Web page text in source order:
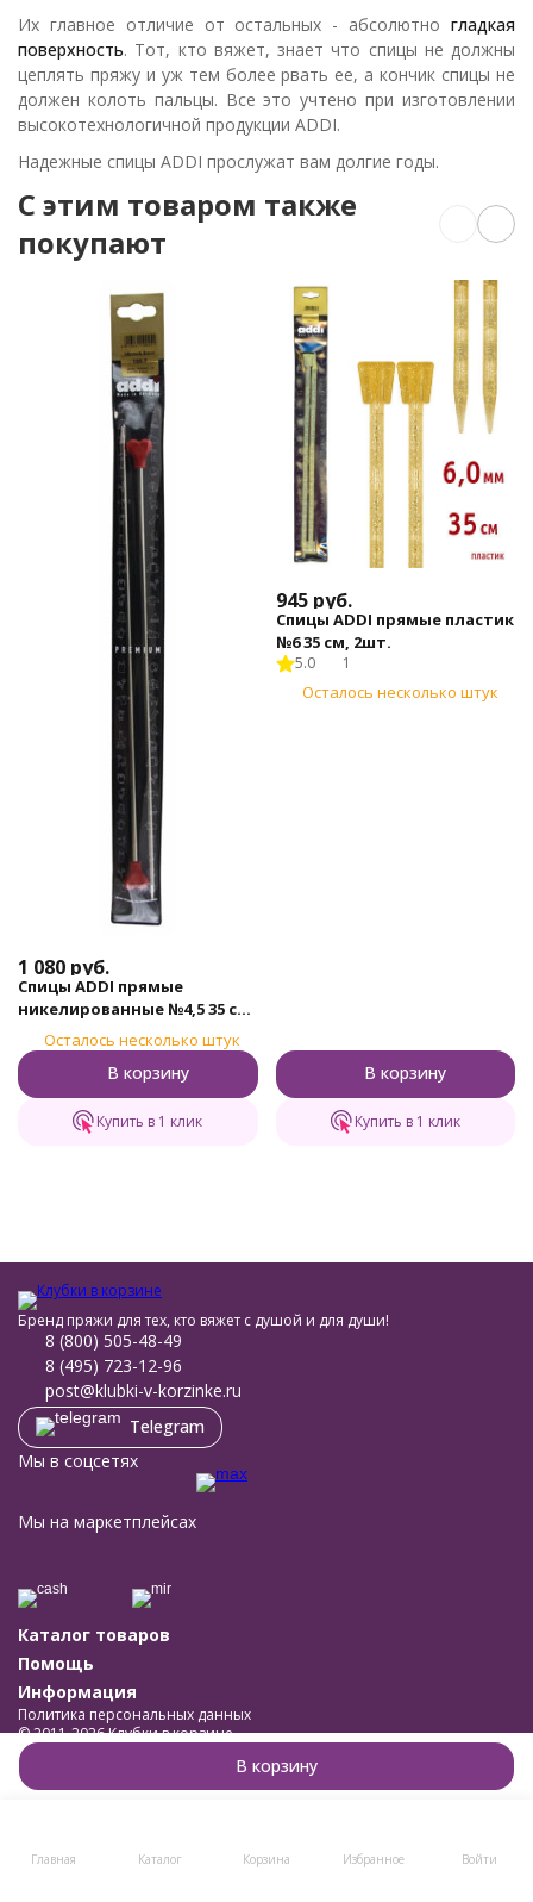
В корзину
Их главное отличие от остальных - абсолютно гладкая
поверхность. Тот, кто вяжет, знает что спицы не должны
цеплять пряжу и уж тем более рвать ее, а кончик спицы не
должен колоть пальцы. Все это учтено при изготовлении
высокотехнологичной продукции ADDI.
Надежные спицы ADDI прослужат вам долгие годы.
C этим товаром также
покупают
1 080 руб.
Спицы ADDI прямые
никелированные №4,5 35 см,
2шт.Осталось несколько штук
В корзину
Купить в 1 клик
945 руб.
Спицы ADDI прямые пластик
№6 35 см, 2шт.
5.0 1
Осталось несколько штук
В корзину
Купить в 1 клик
Главная Каталог Корзина Избранное Войти
Бренд пряжи для тех, кто вяжет с душой и для души!
8 (800) 505-48-49
8 (495) 723-12-96
post@klubki-v-korzinke.ru
Telegram
Мы в соцсетях
Мы на маркетплейсах
Каталог товаров
Помощь
Информация
Политика персональных данных
© 2011-2026 Клубки в корзине
Разработано в